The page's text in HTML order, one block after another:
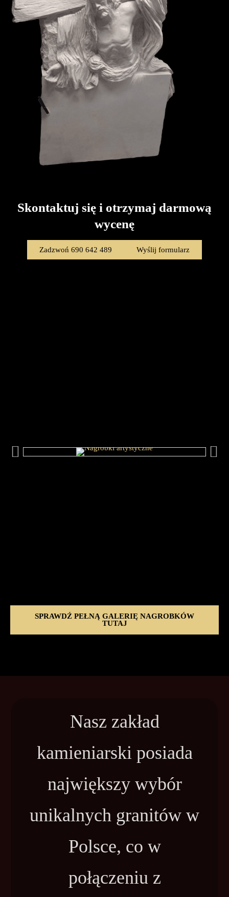
Skontaktuj się i otrzymaj darmową
wycenę
Zadzwoń 690 642 489 Wyślij formularz
SPRAWDŹ PEŁNĄ GALERIĘ NAGROBKÓW
TUTAJ
Nasz zakład
kamieniarski posiada
największy wybór
unikalnych granitów w
Polsce, co w
połączeniu z